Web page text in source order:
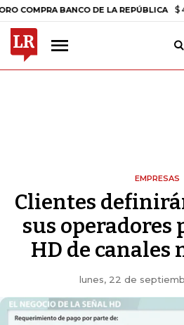
BANCO DE LA REPÚBLICA $
EMPRESAS
Clientes
sus operadores
HD de canales
lunes, 22 de